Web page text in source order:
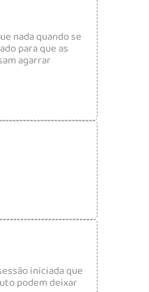
nada quando se
para que as
agarrar
iniciada que
podem deixar